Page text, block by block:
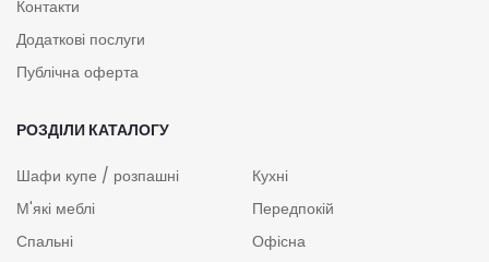
Контакти
Додаткові послуги
Публічна оферта
РОЗДІЛИ КАТАЛОГУ
Шафи купе / розпашні
М'які меблі
Спальні
Кухні
Передпокій
Офісна